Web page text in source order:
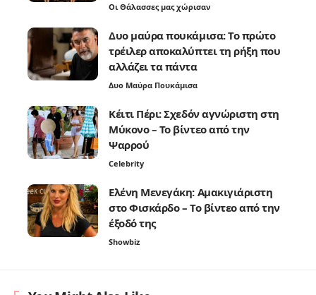
Οι Θάλασσες μας χώρισαν
Δυο μαύρα πουκάμισα: Το πρώτο
τρέιλερ αποκαλύπτει τη ρήξη που
αλλάζει τα πάντα
Δυο Μαύρα Πουκάμισα
Κέιτι Πέρι: Σχεδόν αγνώριστη στη
Μύκονο – Το βίντεο από την
Ψαρρού
Celebrity
Ελένη Μενεγάκη: Αμακιγιάριστη
στο Φισκάρδο – Το βίντεο από την
έξοδό της
Showbiz